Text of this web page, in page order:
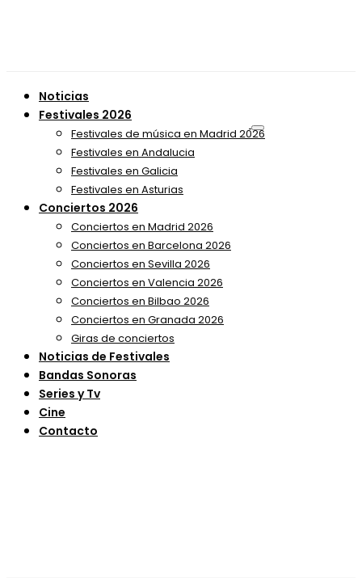
Noticias
Festivales 2026
Festivales de música en Madrid 2026
Festivales en Andalucia
Festivales en Galicia
Festivales en Asturias
Conciertos 2026
Conciertos en Madrid 2026
Conciertos en Barcelona 2026
Conciertos en Sevilla 2026
Conciertos en Valencia 2026
Conciertos en Bilbao 2026
Conciertos en Granada 2026
Giras de conciertos
Noticias de Festivales
Bandas Sonoras
Series y Tv
Cine
Contacto